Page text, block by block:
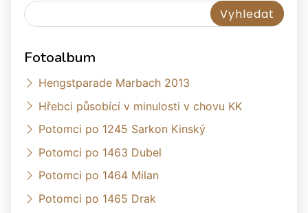
Fotoalbum
Hengstparade Marbach 2013
Hřebci působící v minulosti v chovu KK
Potomci po 1245 Sarkon Kinský
Potomci po 1463 Dubel
Potomci po 1464 Milan
Potomci po 1465 Drak